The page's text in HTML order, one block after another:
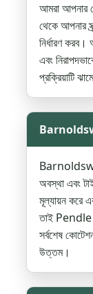
আমরা
থেকে আপনার
নির্ধারণ
এবং
প্রক্রিয়াটি
অবস্থা এবং
মূল্যায়ন করে
তাই Pendle
সর্বশেষ
উত্তম।